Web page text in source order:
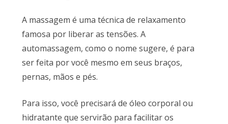
A massagem é uma técnica de relaxamento
famosa por liberar as tensões. A
automassagem, como o nome sugere, é para
ser feita por você mesmo em seus braços,
pernas, mãos e pés.
Para isso, você precisará de óleo corporal ou
hidratante que servirão para facilitar os